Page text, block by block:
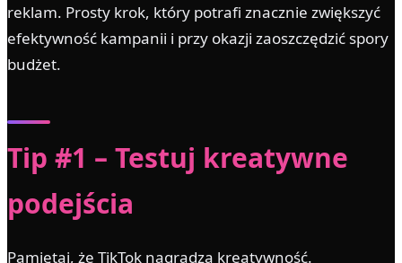
reklam. Prosty krok, który potrafi znacznie zwiększyć
efektywność kampanii i przy okazji zaoszczędzić spory
budżet.
Tip #1 – Testuj kreatywne
podejścia
Pamiętaj, że TikTok nagradza kreatywność.